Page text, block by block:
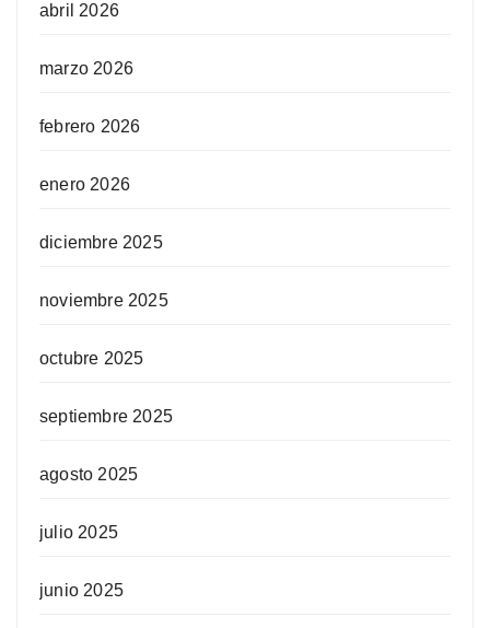
abril 2026
marzo 2026
febrero 2026
enero 2026
diciembre 2025
noviembre 2025
octubre 2025
septiembre 2025
agosto 2025
julio 2025
junio 2025